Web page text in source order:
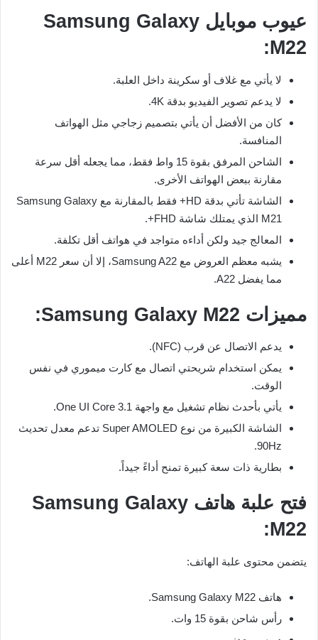
عيوب موبايل Samsung Galaxy
M22:
لا يأتي مع غلاف أو سكرينة داخل العلبة.
لا يدعم تصوير الفيديو بدقة 4K.
كان من الأفضل أن يأتي بتصميم زجاجي مثل الهواتف
المنافسة.
الشاحن المرفق بقوة 15 واط فقط، مما يجعله أقل سرعة
مقارنة ببعض الهواتف الأخرى.
الشاشة تأتي بدقة HD+ فقط بالمقارنة مع Samsung Galaxy
M21 الذي يمتلك شاشة FHD+.
المعالج جيد ولكن أداءه متواجد في هواتف أقل تكلفة.
يشبه معظم العروض مع Samsung A22، إلا أن سعر M22 أعلى
مما يفضل A22.
مميزات Samsung Galaxy M22:
يدعم الاتصال عن قرب (NFC).
يمكن استخدام شريحتي اتصال مع كارت ميموري في نفس
الوقت.
يأتي بأحدث نظام تشغيل مع واجهة One UI Core 3.1.
الشاشة الكبيرة من نوع Super AMOLED تدعم معدل تحديث
90Hz.
بطارية ذات سعة كبيرة تمنح أداءً جيداً.
فتح علبة هاتف Samsung Galaxy
M22:
يتضمن محتوى علبة الهاتف:
هاتف Samsung Galaxy M22.
رأس شاحن بقوة 15 وات.